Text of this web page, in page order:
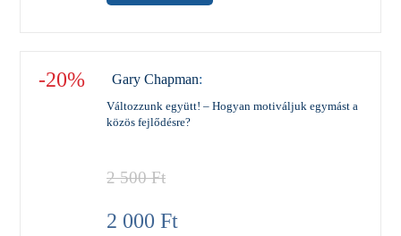
-20% Gary Chapman:
Változzunk együtt! – Hogyan motiváljuk egymást a
közös fejlődésre?
2 500Ft
2 000 Ft